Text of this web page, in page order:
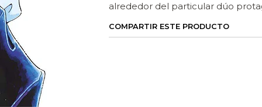
alrededor del particular dúo
COMPARTIR ESTE PRODUCTO